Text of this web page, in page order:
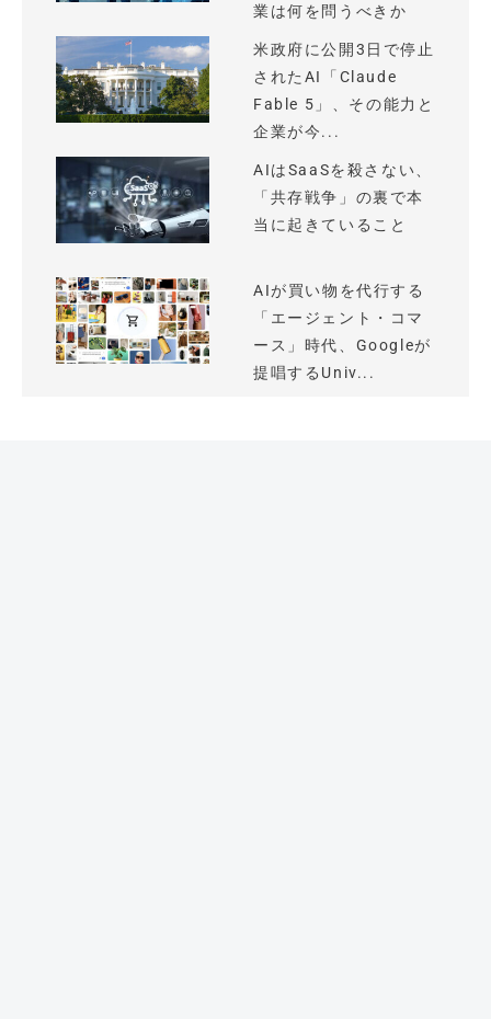
業は何を問うべきか
米政府に公開3日で停止
されたAI「Claude
Fable 5」、その能力と
企業が今...
AIはSaaSを殺さない、
「共存戦争」の裏で本
当に起きていること
AIが買い物を代行する
「エージェント・コマ
ース」時代、Googleが
提唱するUniv...